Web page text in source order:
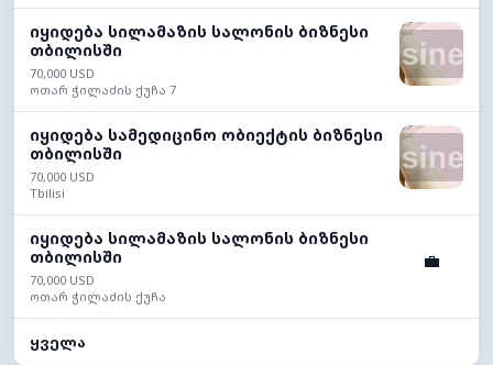
იყიდება სილამაზის სალონის ბიზნესი
თბილისში
70,000 USD
ოთარ ჭილაძის ქუჩა 7
იყიდება სამედიცინო ობიექტის ბიზნესი
თბილისში
70,000 USD
Tbilisi
იყიდება სილამაზის სალონის ბიზნესი
თბილისში
70,000 USD
ოთარ ჭილაძის ქუჩა
💼
ყველა